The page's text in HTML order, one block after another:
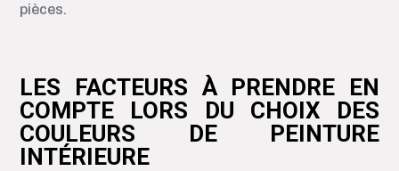
pièces.
LES FACTEURS À PRENDRE EN
COMPTE LORS DU CHOIX DES
COULEURS DE PEINTURE
INTÉRIEURE